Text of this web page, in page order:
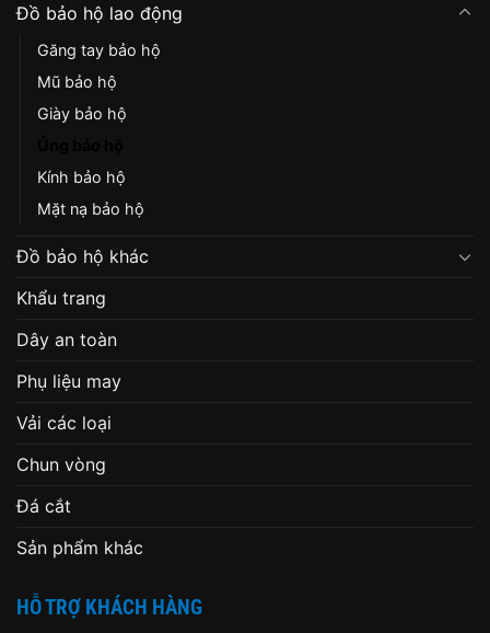
Đồ bảo hộ lao động
Găng tay bảo hộ
Mũ bảo hộ
Giày bảo hộ
Kính bảo hộ
Mặt nạ bảo hộ
Đồ bảo hộ khác
Khẩu trang
Dây an toàn
Phụ liệu may
Vải các loại
Chun vòng
Đá cắt
Sản phẩm khác
HỖ TRỢ KHÁCH HÀNG